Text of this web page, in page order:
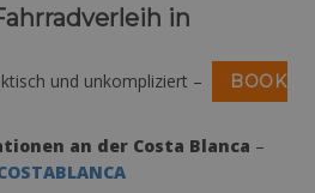
in
und unkompliziert –
BOOK
an der Costa Blanca –